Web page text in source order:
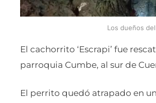
Los dueños
El cachorrito ‘Escrapi’ fue
parroquia Cumbe, al sur de
El perrito quedó atrapado en